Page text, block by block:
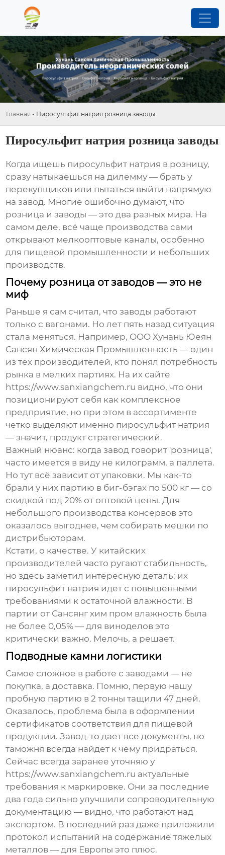
Главная - Пиросульфит натрия розница заводы
Пиросульфит натрия розница заводы
Когда ищешь пиросульфит натрия в розницу,
сразу натыкаешься на дилемму — брать у
перекупщиков или пытаться выйти напрямую
на завод. Многие ошибочно думают, что
розница и заводы — это два разных мира. На
самом деле, всё чаще производства сами
открывают мелкооптовые каналы, особенно
для пищевой промышленности и небольших
производств.
Почему розница от заводов — это не
миф
Раньше я сам считал, что заводы работают
только с вагонами. Но лет пять назад ситуация
стала меняться. Например, OOO Хунань Юеян
Сансян Химическая Промышленность — один
из тех производителей, кто понял потребность
рынка в мелких партиях. На их сайте
https://www.sanxiangchem.ru видно, что они
позиционируют себя как комплексное
предприятие, но при этом в ассортименте
четко выделяют именно пиросульфит натрия
— значит, продукт стратегический.
Важный нюанс: когда завод говорит 'розница',
часто имеется в виду не килограмм, а паллета.
Но тут всё зависит от упаковки. Мы как-то
брали у них партию в биг-бэгах по 500 кг — со
скидкой под 20% от оптовой цены. Для
небольшого производства консервов это
оказалось выгоднее, чем собирать мешки по
дистрибьюторам.
Кстати, о качестве. У китайских
производителей часто ругают стабильность,
но здесь заметил интересную деталь: их
пиросульфит натрия идет с повышенными
требованиями к остаточной влажности. В
партии от Сансянг хим пром влажность была
не более 0,05% — для виноделов это
критически важно. Мелочь, а решает.
Подводные камни логистики
Самое сложное в работе с заводами — не
покупка, а доставка. Помню, первую нашу
пробную партию в 2 тонны тащили 47 дней.
Оказалось, проблема была в оформлении
сертификатов соответствия для пищевой
продукции. Завод-то дает все документы, но
таможня всегда найдет к чему придраться.
Сейчас всегда заранее уточняю у
https://www.sanxiangchem.ru актуальные
требования к маркировке. Они за последние
два года сильно улучшили сопроводительную
документацию — видно, что работают над
экспортом. В последний раз даже приложили
протокол испытаний на содержание тяжелых
металлов — для Европы это плюс.